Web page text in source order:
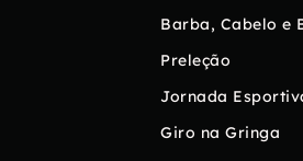
Barba, Cabelo e
Preleção
Jornada
Giro na Gringa